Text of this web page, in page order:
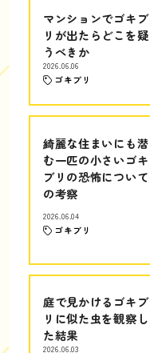
マンションでゴキブ
リが出たらどこを疑
うべきか
2026.06.06
ゴキブリ
綺麗な住まいにも潜
む一匹の小さいゴキ
ブリの恐怖について
の考察
2026.06.04
ゴキブリ
庭で見かけるゴキブ
リに似た虫を観察し
た結果
2026.06.03